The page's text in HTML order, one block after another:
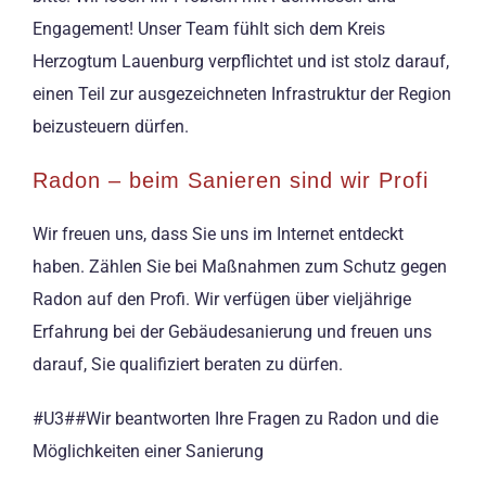
Engagement! Unser Team fühlt sich dem Kreis
Herzogtum Lauenburg verpflichtet und ist stolz darauf,
einen Teil zur ausgezeichneten Infrastruktur der Region
beizusteuern dürfen.
Radon – beim Sanieren sind wir Profi
Wir freuen uns, dass Sie uns im Internet entdeckt
haben. Zählen Sie bei Maßnahmen zum Schutz gegen
Radon auf den Profi. Wir verfügen über vieljährige
Erfahrung bei der Gebäudesanierung und freuen uns
darauf, Sie qualifiziert beraten zu dürfen.
#U3##Wir beantworten Ihre Fragen zu Radon und die
Möglichkeiten einer Sanierung